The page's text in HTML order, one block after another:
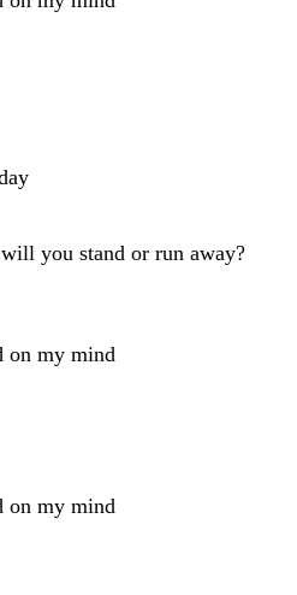
you stand or run away?
on my mind
on my mind